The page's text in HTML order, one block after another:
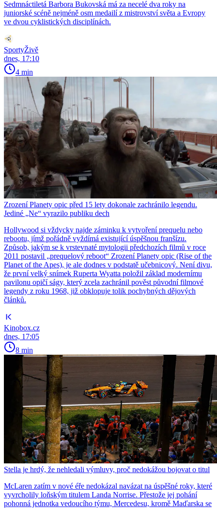
Sedmnáctiletá Barbora Bukovská má za necelé dva roky na
juniorské scéně nejméně osm medailí z mistrovství světa a Evropy
ve dvou cyklistických disciplínách.
SportyŽivě
dnes, 17:10
4 min
Zrození Planety opic před 15 lety dokonale zachránilo legendu.
Jediné „Ne“ vyrazilo publiku dech
Hollywood si vždycky najde záminku k vytvoření prequelu nebo
rebootu, jímž pořádně vyždímá existující úspěšnou franšízu.
Způsob, jakým se k vrstevnaté mytologii předchozích filmů v roce
2011 postavil „prequelový reboot“ Zrození Planety opic (Rise of the
Planet of the Apes), je ale dodnes v podstatě učebnicový. Není divu,
že první velký snímek Ruperta Wyatta položil základ modernímu
pavilonu opičí ságy, který zcela zachránil pověst původní filmové
legendy z roku 1968, již obklopuje tolik pochybných dějových
článků.
Kinobox.cz
dnes, 17:05
8 min
Stella je hrdý, že nehledali výmluvy, proč nedokážou bojovat o titul
McLaren zatím v nové éře nedokázal navázat na úspěšné roky, které
vyvrcholily loňským titulem Landa Norrise. Přestože jej pohání
pohonná jednotka vedoucího týmu, Mercedesu, kromě Maďarska se